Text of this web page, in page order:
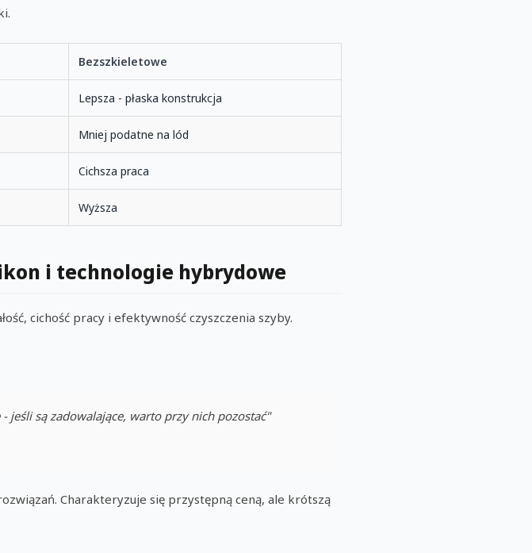
Bezszkieletowe
Lepsza - płaska konstrukcja
Mniej podatne na lód
Cichsza praca
Wyższa
i technologie hybrydowe
cichość pracy i efektywność czyszczenia szyby.
jeśli są zadowalające, warto przy nich pozostać"
Charakteryzuje się przystępną ceną, ale krótszą